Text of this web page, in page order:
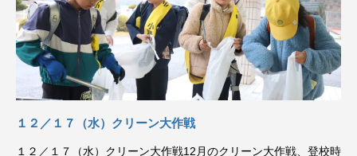
１２／１７（水）クリーン大作戦
１２／１７（水）クリーン大作戦12月のクリーン大作戦、登校時